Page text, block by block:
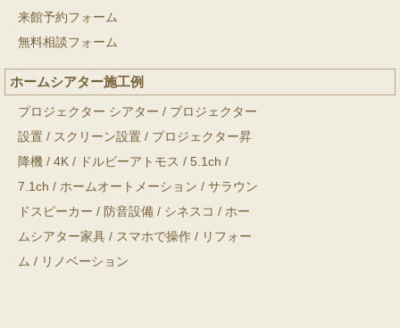
来館予約フォーム
無料相談フォーム
ホームシアター施工例
プロジェクター シアター / プロジェクター
設置 / スクリーン設置 / プロジェクター昇
降機 / 4K / ドルビーアトモス / 5.1ch /
7.1ch / ホームオートメーション / サラウン
ドスピーカー / 防音設備 / シネスコ / ホー
ムシアター家具 / スマホで操作 / リフォー
ム / リノベーション